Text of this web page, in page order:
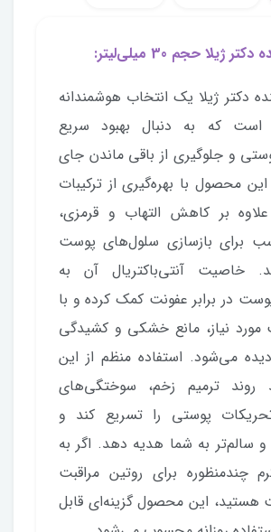
ژیلا حجم 30 میلی‌لیتر:
دکتر ژیلا یک انتخاب هوشمندانه
است که به دنبال بهبود سریع
و جلوگیری از باقی ماندن جای
محصول با بهره‌گیری از ترکیبات
علاوه بر کاهش التهاب و قرمزی،
برای بازسازی سلول‌های پوست
خاصیت آنتی‌باکتریال آن به
در برابر عفونت کمک کرده و با
مورد نیاز، مانع خشکی و کشیدگی
می‌شود. استفاده منظم از این
روند ترمیم زخم، سوختگی‌های
پوستی را تسریع کند و
و سالم‌تر به شما هدیه دهد. اگر به
چندمنظوره برای روتین مراقبت
هستید، این محصول گزینه‌ای قابل